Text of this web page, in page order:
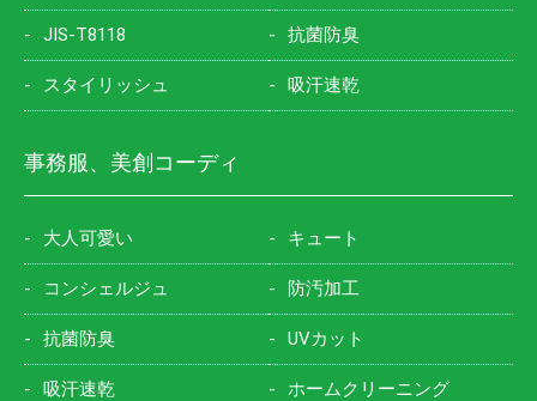
JIS-T8118 抗菌防臭
スタイリッシュ 吸汗速乾
事務服、美創コーディ
大人可愛い キュート
コンシェルジュ 防汚加工
抗菌防臭 UVカット
吸汗速乾 ホームクリーニング